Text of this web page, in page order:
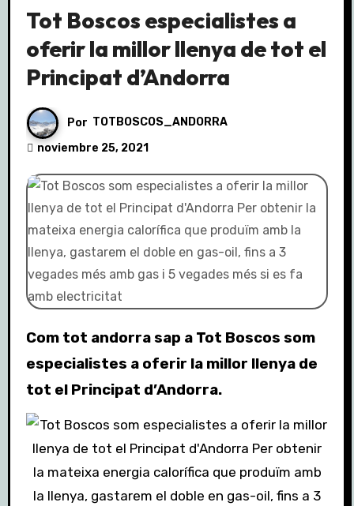
Tot Boscos especialistes a
oferir la millor llenya de tot el
Principat d’Andorra
Por TOTBOSCOS_ANDORRA
noviembre 25, 2021
Com tot andorra sap a Tot Boscos som
especialistes a oferir la millor llenya de
tot el Principat d’Andorra.